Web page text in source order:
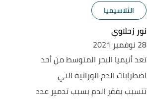
الثلاسيميا
نور زحلاوي
28 نوفمبر 2021
تعد أنيميا البحر المتوسط من أحد
اضطرابات الدم الوراثية التي
تتسبب بفقر الدم بسبب تدمير عدد